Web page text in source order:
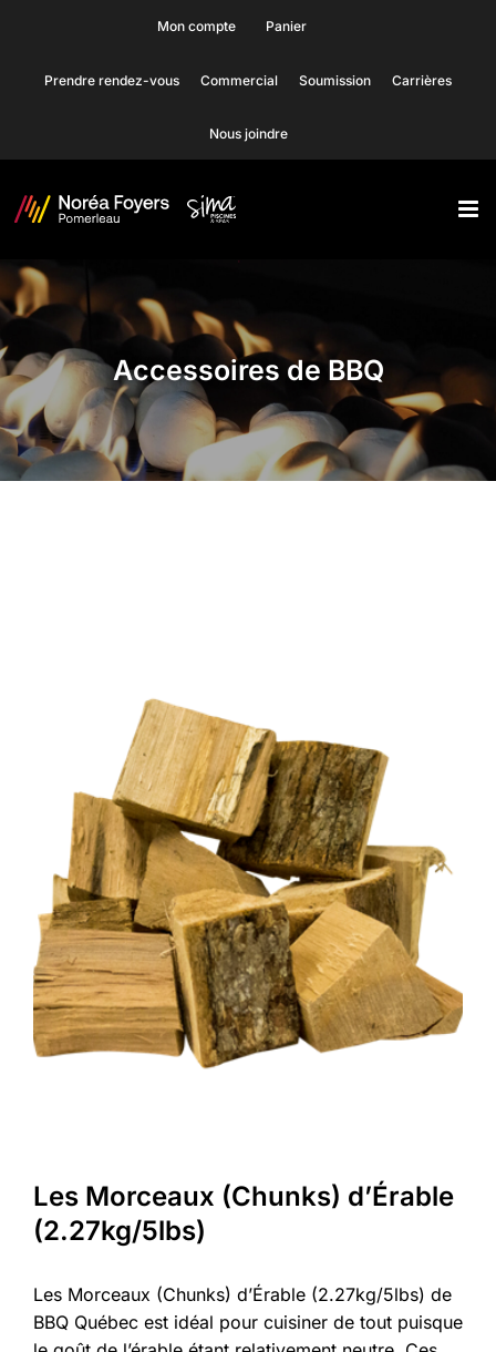
content
Mon compte Panier
Prendre rendez-vous Commercial Soumission Carrières
Nous joindre
Accessoires de BBQ
Les Morceaux (Chunks) d’Érable
(2.27kg/5lbs)
Les Morceaux (Chunks) d’Érable (2.27kg/5lbs) de
BBQ Québec est idéal pour cuisiner de tout puisque